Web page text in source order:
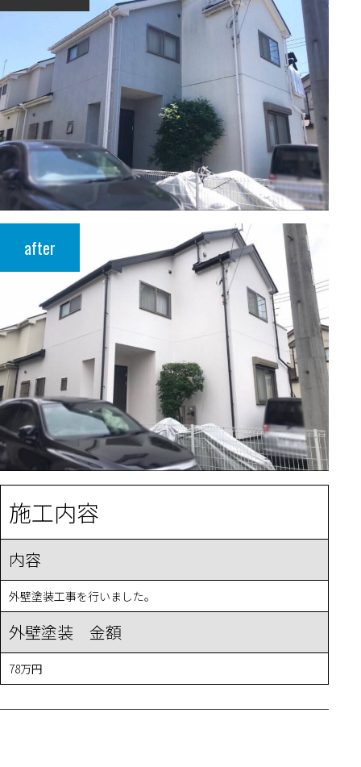
after
施工内容
内容
外壁塗装工事を行いました。
外壁塗装 金額
78万円